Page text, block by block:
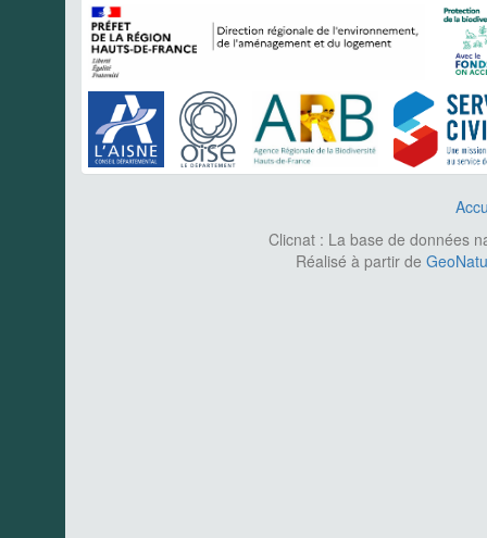
Clicnat : La base de données
Réalisé à partir de